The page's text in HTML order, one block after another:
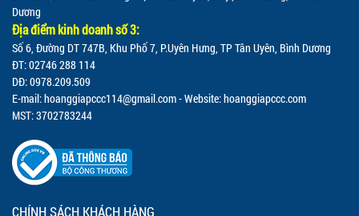
Dương
Địa điểm kinh doanh số 3:
Số 6, Đường DT 747B, Khu Phố 7, P.Uyên Hưng, TP Tân Uyên, Bình Dương
ĐT: 02746 288 114
DĐ: 0978.209.509
E-mail:hoanggiapccc114@gmail.com- Website: hoanggiapccc.com
MST: 3702783244
CHÍNH SÁCH KHÁCH HÀNG